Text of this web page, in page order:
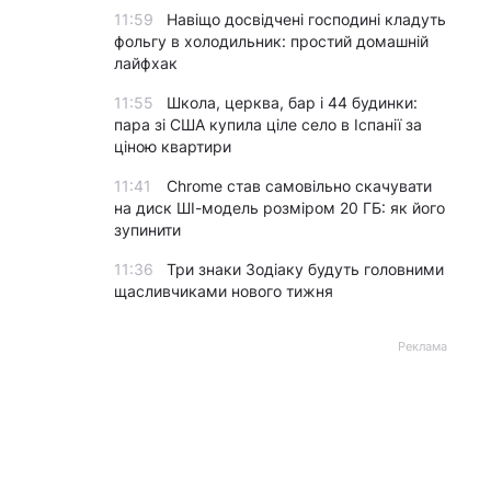
11:59
Навіщо досвідчені господині кладуть
фольгу в холодильник: простий домашній
лайфхак
11:55
Школа, церква, бар і 44 будинки:
пара зі США купила ціле село в Іспанії за
ціною квартири
11:41
Chrome став самовільно скачувати
на диск ШІ-модель розміром 20 ГБ: як його
зупинити
11:36
Три знаки Зодіаку будуть головними
щасливчиками нового тижня
Реклама